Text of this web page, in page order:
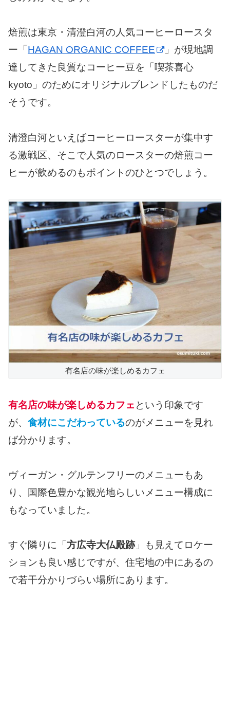
焙煎は東京・清澄白河の人気コーヒーロースタ
ー「 HAGAN ORGANIC COFFEE
」が現地調
達してきた良質なコーヒー豆を「喫茶喜心
kyoto」のためにオリジナルブレンドしたものだ
そうです。
清澄白河といえばコーヒーロースターが集中す
る激戦区、そこで人気のロースターの焙煎コー
ヒーが飲めるのもポイントのひとつでしょう。
有名店の味が楽しめるカフェ
有名店の味が楽しめるカフェ という印象です
が、 食材にこだわっているのがメニューを見れ
ば分かります。
ヴィーガン・グルテンフリーのメニューもあ
り、国際色豊かな観光地らしいメニュー構成に
もなっていました。
すぐ隣りに「 方広寺大仏殿跡」も見えてロケー
ションも良い感じですが、住宅地の中にあるの
で若干分かりづらい場所にあります。